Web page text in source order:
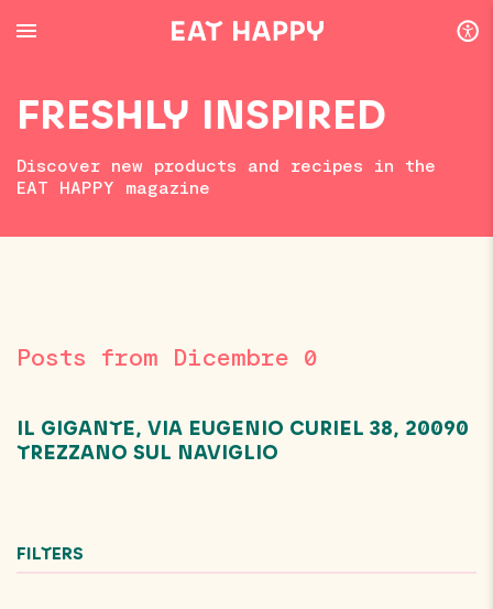
TO
FRESHLY INSPIRED
Discover new products and recipes in the
EAT HAPPY magazine
Posts from Dicembre 0
IL GIGANTE, VIA EUGENIO CURIEL 38, 20090
TREZZANO SUL NAVIGLIO
FILTERS